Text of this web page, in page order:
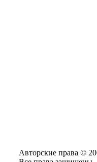
Авторские права ©